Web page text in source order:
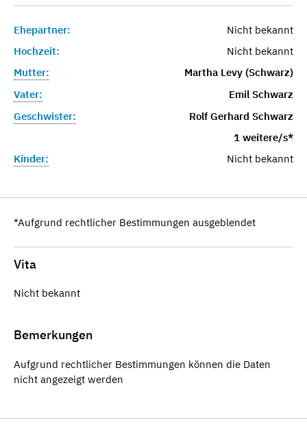
Ehepartner:
Nicht bekannt
Hochzeit:
Nicht bekannt
Mutter:
Martha Levy (Schwarz)
Vater:
Emil Schwarz
Geschwister:
Rolf Gerhard Schwarz
1 weitere/s*
Kinder:
Nicht bekannt
*Aufgrund rechtlicher Bestimmungen ausgeblendet
Vita
Nicht bekannt
Bemerkungen
Aufgrund rechtlicher Bestimmungen können die Daten
nicht angezeigt werden